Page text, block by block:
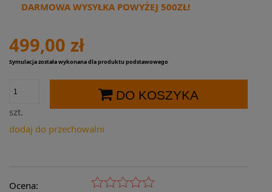
DARMOWA WYSYŁKA POWYŻEJ 500ZŁ!
499,00 zł
Symulacja została wykonana dla produktu podstawowego
szt.
DO KOSZYKA
dodaj do przechowalni
Ocena: